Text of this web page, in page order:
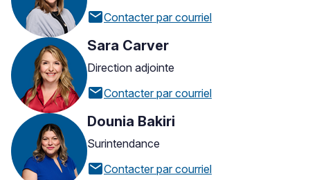
mailContacter par courriel
Sara Carver
Direction adjointe
mailContacter par courriel
Dounia Bakiri
Surintendance
mailContacter par courriel